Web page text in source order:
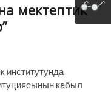
мектептик
институтунда
кабыл